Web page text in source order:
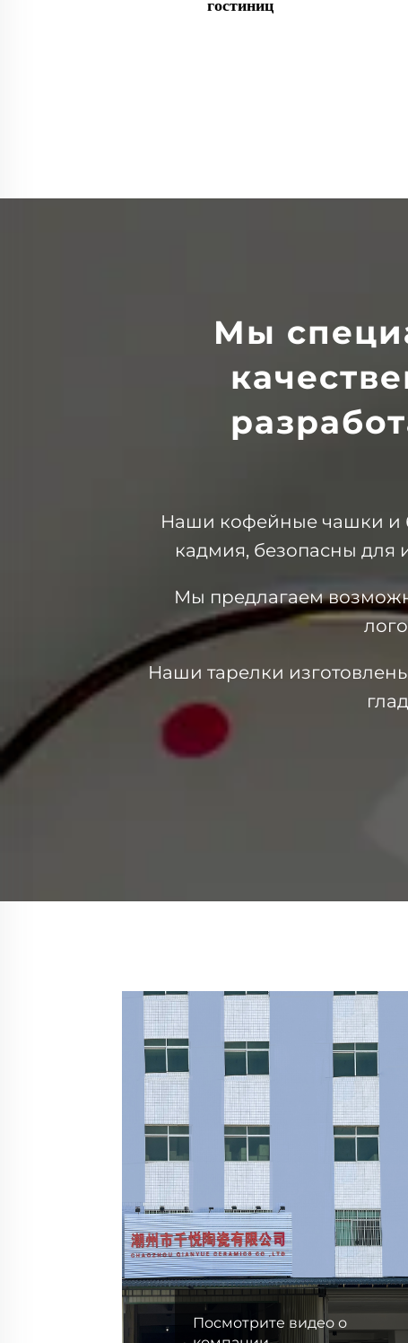
гостиниц
Мы
Наши кофейные чашки и
кадмия, безопасны
Мы предлагаем
Наши тарелки
Посмотрите видео о